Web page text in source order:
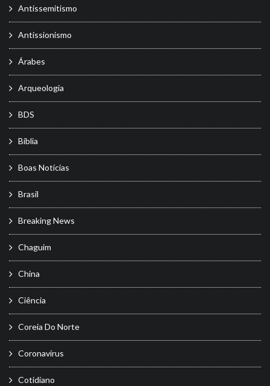
Antissemitismo
Antissionismo
Árabes
Arqueologia
BDS
Bíblia
Boas Notícias
Brasil
Breaking News
Chaguim
China
Ciência
Coreia Do Norte
Coronavírus
Cotidiano